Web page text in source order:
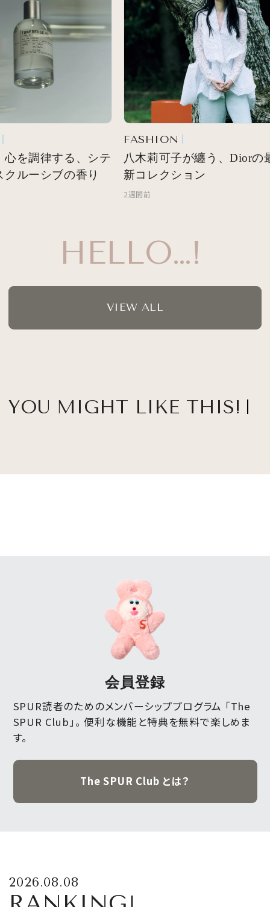
HELLO…!
を調律する、シテ
ルーシブの香り
FASHION
八木莉可子が纏う、Diorの最
新コレクション
2週間前
VIEW ALL
YOU MIGHT LIKE THIS!
会員登録
SPUR読者のためのメンバーシッププログラム 「The
SPUR Club」。 便利な機能と特典を無料で楽しめま
す。
The SPUR Club とは？
2026.08.08